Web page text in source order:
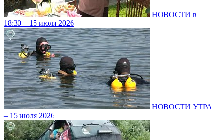
НОВОСТИ в
18:30 – 15 июля 2026
НОВОСТИ УТРА
– 15 июля 2026